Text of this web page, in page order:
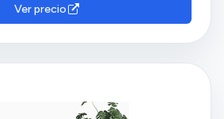
de 30 min) e vem com as
no conjunto.
Ver precio